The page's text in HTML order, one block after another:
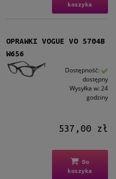
koszyka
OPRAWKI VOGUE VO 5704B
W656
Dostępność:
dostępny
Wysyłka w: 24
godziny
537,00 zł
Do
koszyka